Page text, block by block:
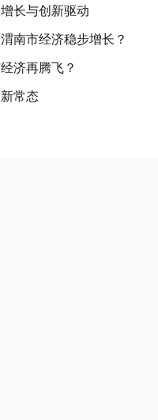
长与创新驱动
南市经济稳步增长？
济再腾飞？
常态